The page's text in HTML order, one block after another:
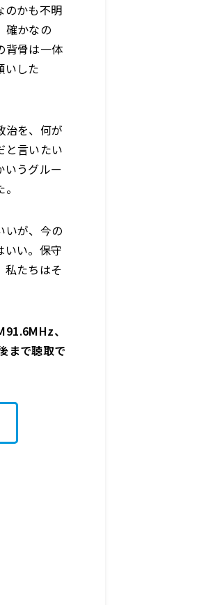
のかも不明
確かなの
背骨は一体
いした
治を、何が
と言いたい
うグルー
いが、今の
いい。保守
私たちはそ
、
まで聴取で